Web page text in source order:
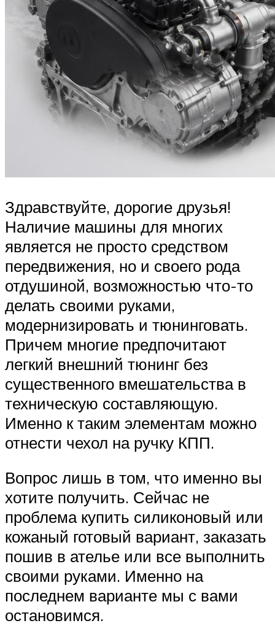
Здравствуйте, дорогие друзья!
Наличие машины для многих
является не просто средством
передвижения, но и своего рода
отдушиной, возможностью что-то
делать своими руками,
модернизировать и тюнинговать.
Причем многие предпочитают
легкий внешний тюнинг без
существенного вмешательства в
техническую составляющую.
Именно к таким элементам можно
отнести чехол на ручку КПП.
Вопрос лишь в том, что именно вы
хотите получить. Сейчас не
проблема купить силиконовый или
кожаный готовый вариант, заказать
пошив в ателье или все выполнить
своими руками. Именно на
последнем варианте мы с вами
остановимся.